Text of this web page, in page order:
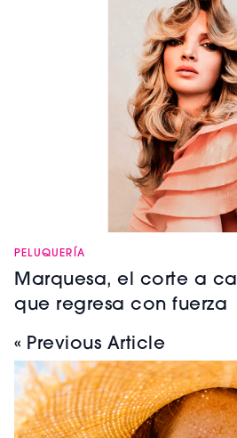
PELUQUERÍA
Marquesa, el corte a
que regresa con fuerza
« Previous Article